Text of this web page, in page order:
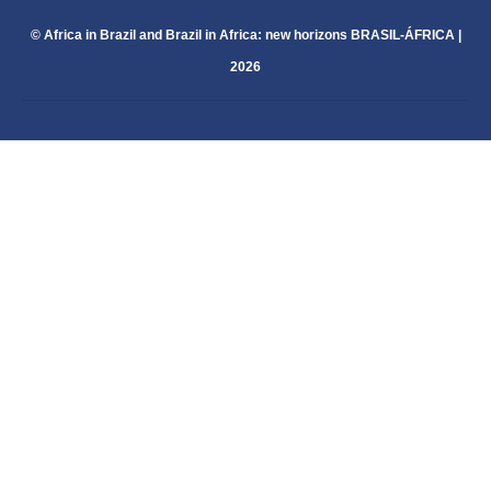
© Africa in Brazil and Brazil in Africa: new horizons BRASIL-ÁFRICA |
2026